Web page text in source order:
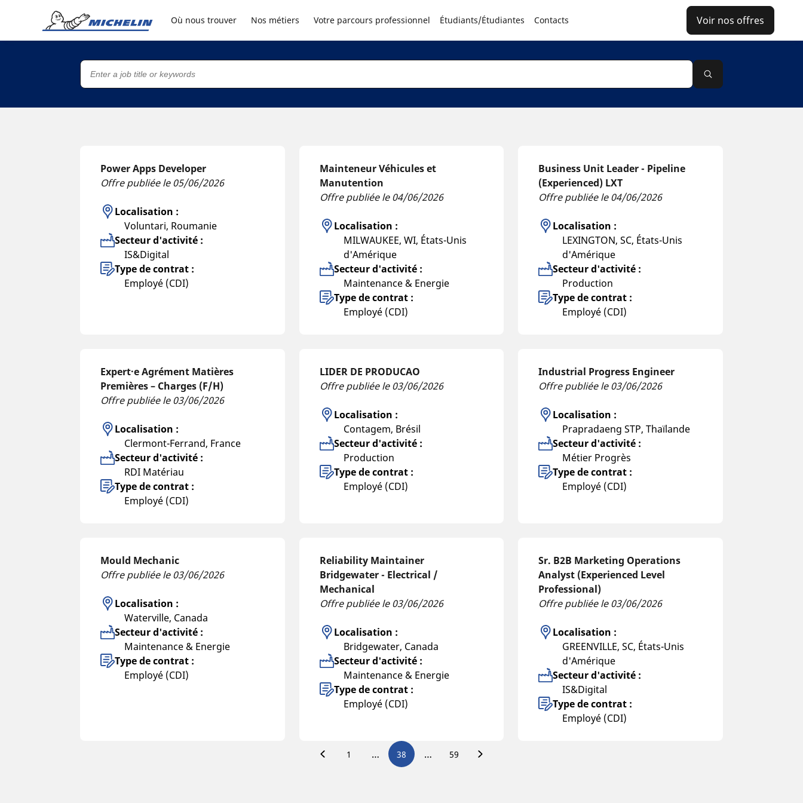
Où nous trouver Nos métiers Votre parcours professionnel Étudiants/Étudiantes Contacts Voir nos offres
Power Apps Developer
Offre publiée le 05/06/2026
Localisation :
Voluntari, Roumanie
Secteur d'activité :
IS&Digital
Type de contrat :
Employé (CDI)
Mainteneur Véhicules et
Manutention
Offre publiée le 04/06/2026
Localisation :
MILWAUKEE, WI, États-Unis
d'Amérique
Secteur d'activité :
Maintenance & Energie
Type de contrat :
Employé (CDI)
Business Unit Leader - Pipeline
(Experienced) LXT
Offre publiée le 04/06/2026
Localisation :
LEXINGTON, SC, États-Unis
d'Amérique
Secteur d'activité :
Production
Type de contrat :
Employé (CDI)
Expert·e Agrément Matières
Premières – Charges (F/H)
Offre publiée le 03/06/2026
Localisation :
Clermont-Ferrand, France
Secteur d'activité :
RDI Matériau
Type de contrat :
Employé (CDI)
LIDER DE PRODUCAO
Offre publiée le 03/06/2026
Localisation :
Contagem, Brésil
Secteur d'activité :
Production
Type de contrat :
Employé (CDI)
Industrial Progress Engineer
Offre publiée le 03/06/2026
Localisation :
Prapradaeng STP, Thaïlande
Secteur d'activité :
Métier Progrès
Type de contrat :
Employé (CDI)
Mould Mechanic
Offre publiée le 03/06/2026
Localisation :
Waterville, Canada
Secteur d'activité :
Maintenance & Energie
Type de contrat :
Employé (CDI)
Reliability Maintainer
Bridgewater - Electrical /
Mechanical
Offre publiée le 03/06/2026
Localisation :
Bridgewater, Canada
Secteur d'activité :
Maintenance & Energie
Type de contrat :
Employé (CDI)
Sr. B2B Marketing Operations
Analyst (Experienced Level
Professional)
Offre publiée le 03/06/2026
Localisation :
GREENVILLE, SC, États-Unis
d'Amérique
Secteur d'activité :
IS&Digital
Type de contrat :
Employé (CDI)
1 … 38 … 59